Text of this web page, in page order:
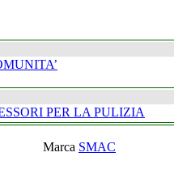
PER LA PULIZIA
Marca SMAC